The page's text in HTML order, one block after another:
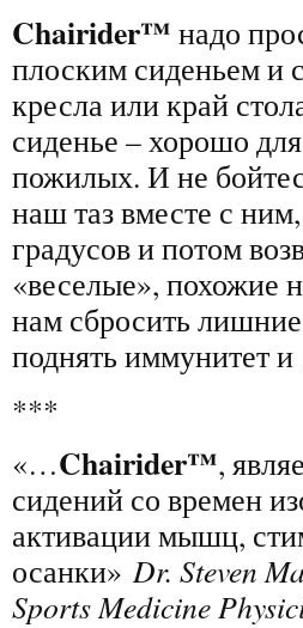
Chairider™ надо
плоским сиденьем и
кресла или край
сиденье – хорошо
пожилых. И не
наш таз вместе с
градусов и потом
«веселые», похожие
нам сбросить
поднять иммунитет
***
«…Chairider™,
сидений со времен
активации мышц,
осанки» Dr. Steven
Sports Medicine